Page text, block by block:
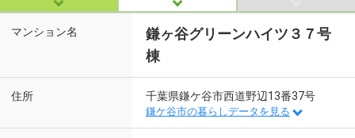
マンション名
鎌ヶ谷グリーンハイツ３７号
棟
住所 千葉県鎌ケ谷市西道野辺13番37号
鎌ケ谷市の暮らしデータを見る